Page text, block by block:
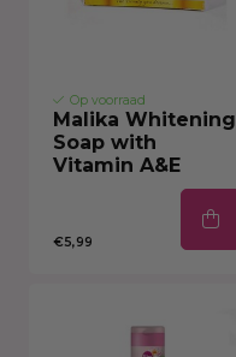
Op voorraad
Malika Whitening
Soap with
Vitamin A&E
€5,99